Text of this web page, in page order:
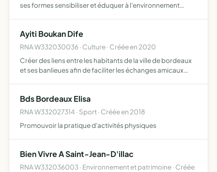
ses formes sensibiliser et éduquer à l'environnement
Ayiti Boukan Dife
RNA W332030036 · Culture · Créée en 2020
Créer des liens entre les habitants de la ville de bordeaux
et ses banlieues afin de faciliter les échanges amicaux
Bds Bordeaux Elisa
RNA W332027314 · Sport · Créée en 2018
Promouvoir la pratique d'activités physiques
Bien Vivre A Saint-Jean-D'illac
RNA W332036003 · Environnement et patrimoine · Créée